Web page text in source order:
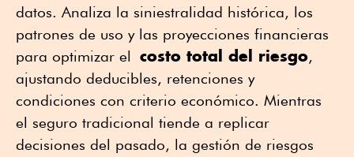
datos. Analiza la siniestralidad histórica, los
patrones de uso y las proyecciones financieras
para optimizar el costo total del riesgo,
ajustando deducibles, retenciones y
condiciones con criterio económico. Mientras
el seguro tradicional tiende a replicar
decisiones del pasado, la gestión de riesgos